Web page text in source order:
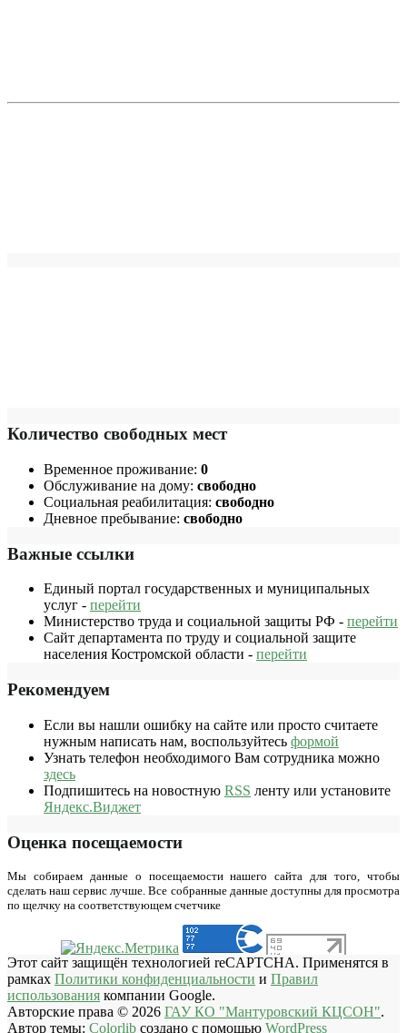
Количество свободных мест
Временное проживание: 0
Обслуживание на дому: свободно
Социальная реабилитация: свободно
Дневное пребывание: свободно
Важные ссылки
Единый портал государственных и муниципальных
услуг - перейти
Министерство труда и социальной защиты РФ - перейти
Сайт департамента по труду и социальной защите
населения Костромской области - перейти
Рекомендуем
Если вы нашли ошибку на сайте или просто считаете
нужным написать нам, воспользуйтесь формой
Узнать телефон необходимого Вам сотрудника можно
здесь
Подпишитесь на новостную RSS ленту или установите
Яндекс.Виджет
Оценка посещаемости
Мы собираем данные о посещаемости нашего сайта для того, чтобы
сделать наш сервис лучше. Все собранные данные доступны для просмотра
по щелчку на соответствующем счетчике
Этот сайт защищён технологией reCAPTCHA. Применятся в
рамках Политики конфиденциальности и Правил
использования компании Google.
Авторские права © 2026 ГАУ КО "Мантуровский КЦСОН".
Автор темы: Colorlib создано с помощью WordPress